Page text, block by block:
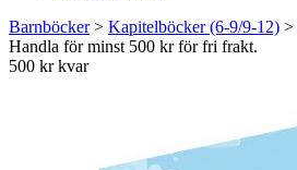
Barnböcker> Kapitelböcker (6-9/9-12) >
Handla för minst 500 kr för fri frakt.
500 kr kvar